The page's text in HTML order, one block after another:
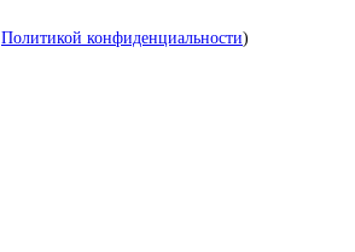
Политикой конфиденциальности)